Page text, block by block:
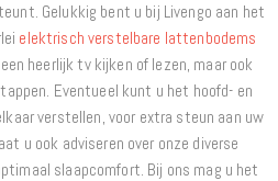
Gelukkig bent u bij Livengo aan het
elektrisch verstelbare lattenbodems
heerlijk tv kijken of lezen, maar ook
Eventueel kunt u het hoofd- en
verstellen, voor extra steun aan uw
u ook adviseren over onze diverse
slaapcomfort. Bij ons mag u het